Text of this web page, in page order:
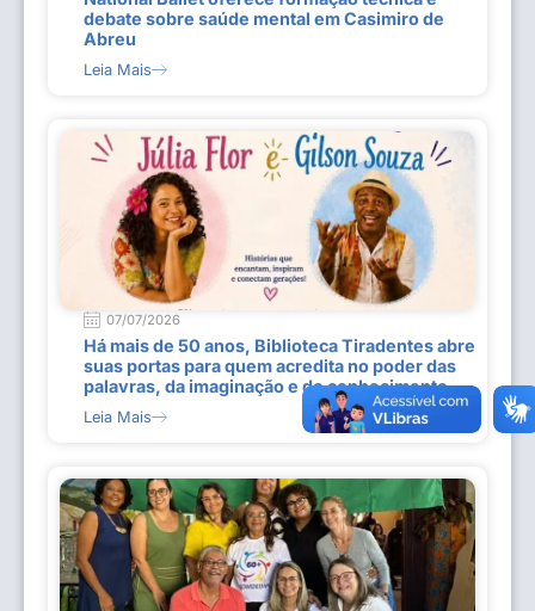
debate sobre saúde mental em Casimiro de
Abreu
Leia Mais
07/07/2026
Há mais de 50 anos, Biblioteca Tiradentes abre
suas portas para quem acredita no poder das
palavras, da imaginação e do conhecimento
Leia Mais